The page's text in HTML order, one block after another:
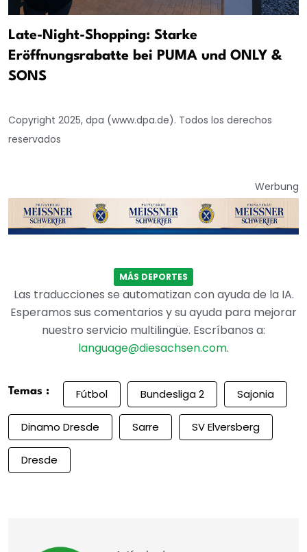
Late-Night-Shopping: Starke
Eröffnungsrabatte bei PUMA und ONLY &
SONS
Copyright 2025, dpa (www.dpa.de). Todos los derechos
reservados
Werbung
MÁS DEPORTES
Las traducciones se automatizan con ayuda de la IA.
Esperamos sus comentarios y su ayuda para mejorar
nuestro servicio multilingüe. Escríbanos a:
language@diesachsen.com.
Temas : Fútbol Bundesliga 2 Sajonia
Dinamo Dresde Sarre SV Elversberg
Dresde